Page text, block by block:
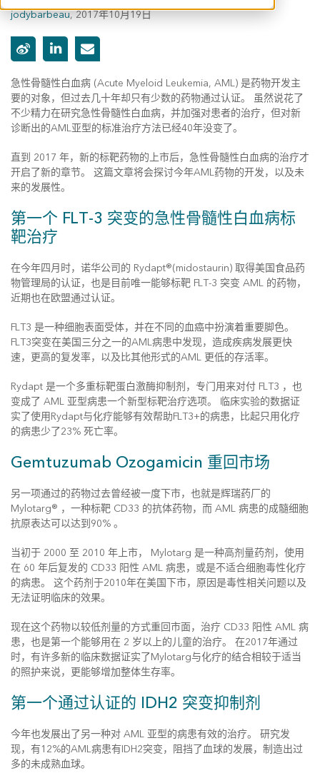
jodybarbeau,2017年10月19日
急性骨髓性白血病 (Acute Myeloid Leukemia, AML) 是药物开发主
要的对象，但过去几十年却只有少数的药物通过认证。 虽然说花了
不少精力在研究急性骨髓性白血病，并加强对患者的治疗，但对新
诊断出的AML亚型的标准治疗方法已经40年没变了。
直到 2017 年，新的标靶药物的上市后，急性骨髓性白血病的治疗才
开启了新的章节。 这篇文章将会探讨今年AML药物的开发，以及未
来的发展性。
第一个 FLT-3 突变的急性骨髓性白血病标
靶治疗
在今年四月时，诺华公司的 Rydapt®(midostaurin) 取得美国食品药
物管理局的认证，也是目前唯一能够标靶 FLT-3 突变 AML 的药物，
近期也在欧盟通过认证。
FLT3 是一种细胞表面受体，并在不同的血癌中扮演着重要脚色。
FLT3突变在美国三分之一的AML病患中发现，造成疾病发展更快
速，更高的复发率，以及比其他形式的AML 更低的存活率。
Rydapt 是一个多重标靶蛋白激酶抑制剂，专门用来对付 FLT3 ，也
变成了 AML 亚型病患一个新型标靶治疗选项。 临床实验的数据证
实了使用Rydapt与化疗能够有效帮助FLT3+的病患，比起只用化疗
的病患少了23% 死亡率。
Gemtuzumab Ozogamicin 重回市场
另一项通过的药物过去曾经被一度下市，也就是辉瑞药厂的
Mylotarg® ，一种标靶 CD33 的抗体药物，而 AML 病患的成髓细胞
抗原表达可以达到90% 。
当初于 2000 至 2010 年上市， Mylotarg 是一种高剂量药剂，使用
在 60 年后复发的 CD33 阳性 AML 病患，或是不适合细胞毒性化疗
的病患。 这个药剂于2010年在美国下市，原因是毒性相关问题以及
无法证明临床的效果。
现在这个药物以较低剂量的方式重回市面，治疗 CD33 阳性 AML 病
患，也是第一个能够用在 2 岁以上的儿童的治疗。 在2017年通过
时，有许多新的临床数据证实了Mylotarg与化疗的结合相较于适当
的照护来说，更能够增加整体生存率。
第一个通过认证的 IDH2 突变抑制剂
今年也发展出了另一种对 AML 亚型的病患有效的治疗。 研究发
现，有12%的AML病患有IDH2突变，阻挡了血球的发展，制造出过
多的未成熟血球。